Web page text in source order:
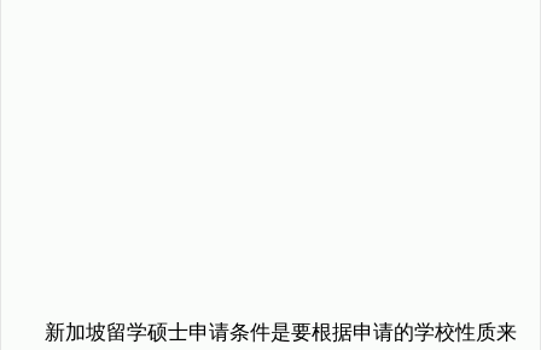
新加坡留学硕士申请条件是要根据申请的学校性质来